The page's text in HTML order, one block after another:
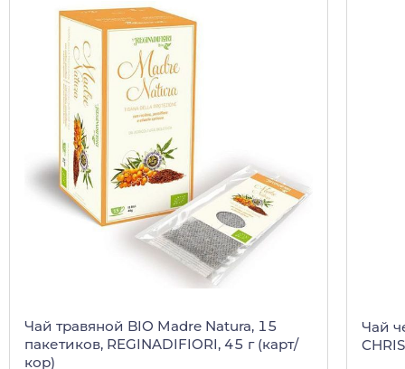
Чай травяной BIO Madre Natura, 15
пакетиков, REGINADIFIORI, 45 г (карт/
кор)
Чай